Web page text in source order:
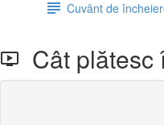
Cuvânt de
Cât plătesc